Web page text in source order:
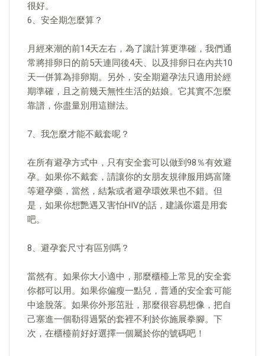
很好。
6、安全期怎麼算？
月經來潮的前14天左右，為了讓計算更準確，我們通
常將排卵日的前5天連同後4天、以及排卵日在內共10
天一併算為排卵期。另外，安全期避孕法只適用於經
期準確，且之前幾天無性生活的姑娘。它其實不怎麼
靠譜，你盡量別用這辦法。
7、我怎麼才能不戴套呢？
在所有避孕方式中，只有安全套可以做到98％有效避
孕。如果你不戴套，請讓你的女朋友規律服用媽富隆
等避孕藥，當然，結紮或者避孕環效果也不錯。但
是，如果你想艷遇又害怕HIV的話，建議你還是用套
吧。
8、避孕套尺寸有區別嗎？
當然有。如果你大小適中，那麼櫃檯上常見的安全套
你都可以用。如果你偏瘦一點兒，普通的安全套可能
中途脫落。如果你外形茁壯，那麼很容易想像，把自
己塞進一個勒得過緊的套裡不利於你施展拳腳。下
次，在櫃檯前好好選擇一個屬於你的號碼吧！